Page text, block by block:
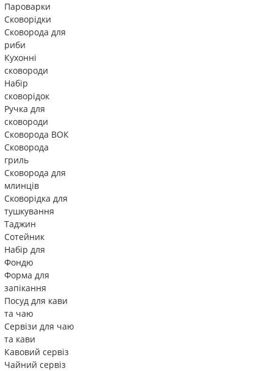
Пароварки
Сковорідки
Сковорода для
риби
Кухонні
сковороди
Набір
сковорідок
Ручка для
сковороди
Сковорода ВОК
Сковорода
гриль
Сковорода для
млинців
Сковорідка для
тушкування
Таджин
Сотейник
Набір для
Фондю
Форма для
запікання
Посуд для кави
та чаю
Сервізи для чаю
та кави
Кавовий сервіз
Чайний сервіз